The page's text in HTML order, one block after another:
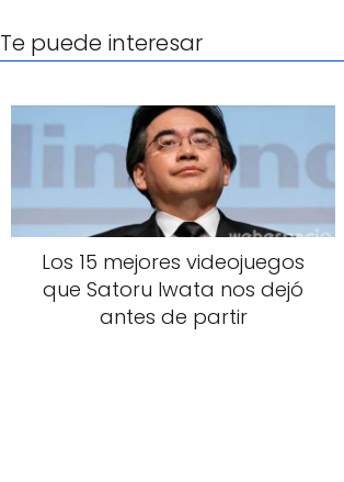
Te puede interesar
Los 15 mejores videojuegos
que Satoru Iwata nos dejó
antes de partir